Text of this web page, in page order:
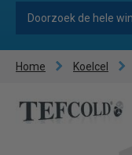
Home Koelcel